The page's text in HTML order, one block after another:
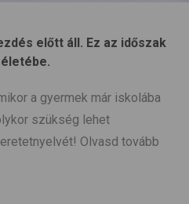
előtt áll. Ez az időszak
a gyermek már iskolába
szükség lehet
Olvasd tovább